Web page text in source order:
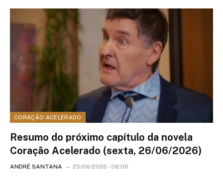
CORAÇÃO ACELERADO
Resumo do próximo capítulo da novela
Coração Acelerado (sexta, 26/06/2026)
ANDRÉ SANTANA 25/06/2026 - 08:06